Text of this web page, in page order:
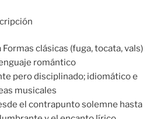
clásicas (fuga, tocata, vals)
romántico
pero disciplinado; idiomático e
musicales
el contrapunto solemne hasta